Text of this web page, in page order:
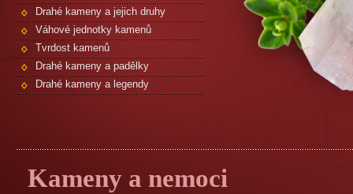
Drahé kameny a jejich druhy
Váhové jednotky kamenů
Tvrdost kamenů
Drahé kameny a padělky
Drahé kameny a legendy
Kameny a nemoci